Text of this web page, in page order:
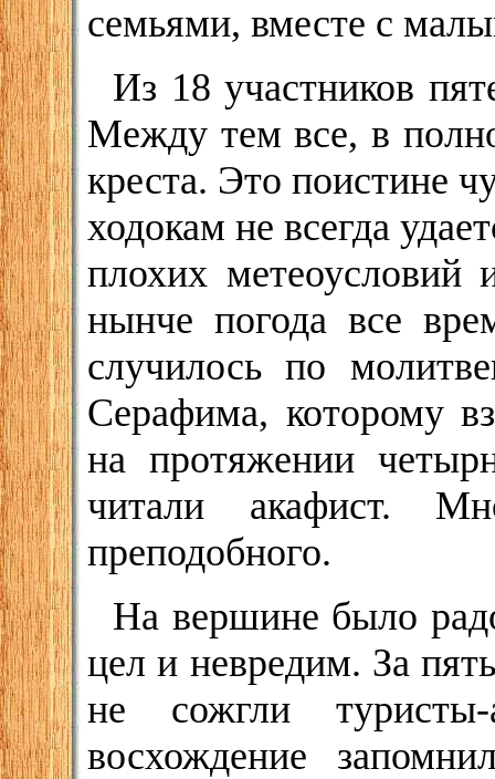
семьями, вместе с
Из 18 участников
Между тем все, в
креста. Это поистине
ходокам не всегда
плохих метеоусловий
нынче погода все
случилось по
Серафима, которому
на протяжении
читали акафист.
преподобного.
На вершине было
цел и невредим. За
не сожгли туристы-
восхождение